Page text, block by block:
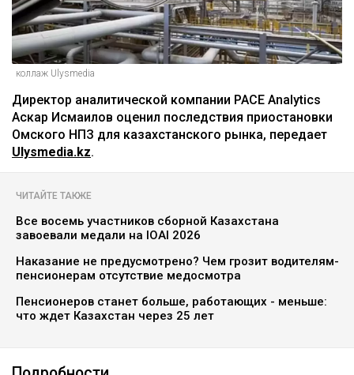
коллаж Ulysmedia
Директор аналитической компании PACE Analytics
Аскар Исмаилов оценил последствия приостановки
Омского НПЗ для казахстанского рынка, передает
Ulysmedia.kz.
ЧИТАЙТЕ ТАКЖЕ
Все восемь участников сборной Казахстана
завоевали медали на IOAI 2026
Наказание не предусмотрено? Чем грозит водителям-
пенсионерам отсутствие медосмотра
Пенсионеров станет больше, работающих - меньше:
что ждет Казахстан через 25 лет